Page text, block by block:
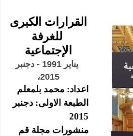
القرارات الكبرى
للغرفة
الإجتماعية
يناير 1991 - دجنبر
2015،
اعداد: محمد بلمعلم
الطبعة الاولى: دجنبر
2015
منشورات مجلة قم